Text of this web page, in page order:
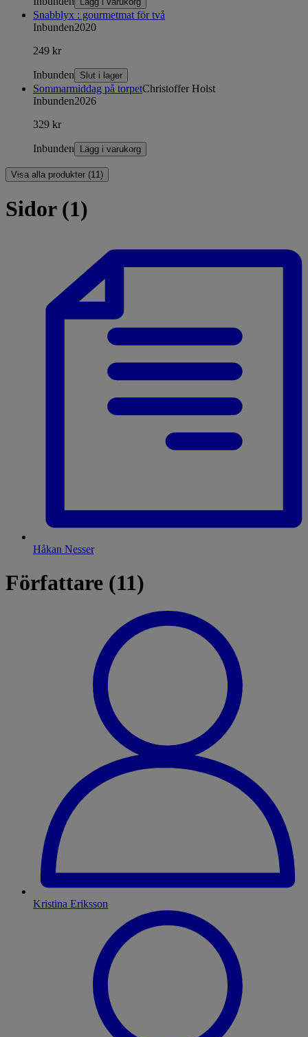
Snabblyx : gourmetmat för två
Inbunden2020
249 kr
Inbunden Slut i lager
Sommarmiddag på torpetChristoffer Holst
Inbunden2026
329 kr
Inbunden Lägg i varukorg
Visa alla produkter (11)
Sidor (1)
Håkan Nesser
Författare (11)
Kristina Eriksson